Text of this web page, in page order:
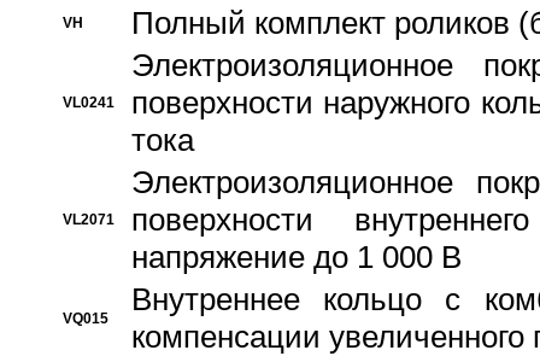
VH Полный комплект роликов
VL0241
Электроизоляционное
поверхности наружного
тока
VL2071
Электроизоляционное
поверхности
напряжение до 1 000 В
VQ015
Bнутреннее кольцо с
компенсации увеличенного